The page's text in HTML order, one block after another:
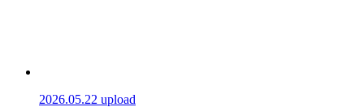
2026.05.22 upload